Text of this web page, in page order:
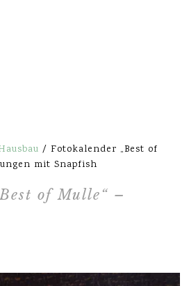
/ Fotokalender „Best of
mit Snapfish
of Mulle“ –
mit Snapfish